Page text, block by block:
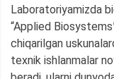
Laboratoriyamizda
“Applied
chiqarilgan
texnik ishlanmalar